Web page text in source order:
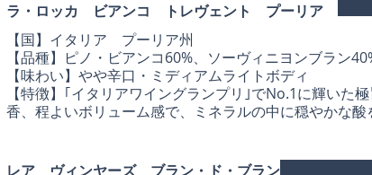
ラ・ロッカ ビアンコ トレヴェント プーリア
【国】イタリア プーリア州
【品種】ピノ・ビアンコ60%、ソーヴィニヨンブラン
【味わい】やや辛口・ミディアムライトボディ
【特徴】｢イタリアワイングランプリ｣でNo.1に輝いた
香、程よいボリューム感で、ミネラルの中に穏やかな酸
レア ヴィンヤーズ ブラン・ド・ブラン